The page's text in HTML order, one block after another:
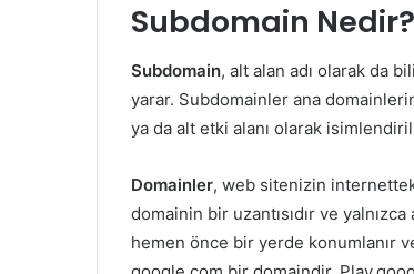
Subdomain Nedir?
Subdomain, alt alan adı olarak da
yarar. Subdomainler ana
ya da alt etki alanı olarak
Domainler, web sitenizin
domainin bir uzantısıdır ve
hemen önce bir yerde konumlanır